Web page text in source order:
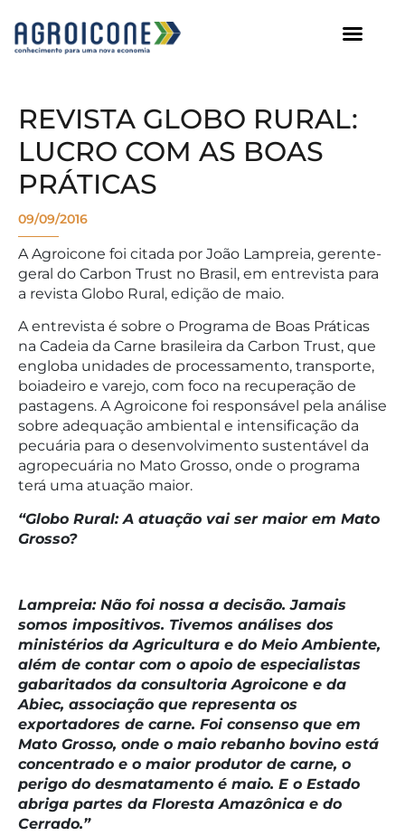
REVISTA GLOBO RURAL:
LUCRO COM AS BOAS
PRÁTICAS
09/09/2016
A Agroicone foi citada por João Lampreia, gerente-
geral do Carbon Trust no Brasil, em entrevista para
a revista Globo Rural, edição de maio.
A entrevista é sobre o Programa de Boas Práticas
na Cadeia da Carne brasileira da Carbon Trust, que
engloba unidades de processamento, transporte,
boiadeiro e varejo, com foco na recuperação de
pastagens. A Agroicone foi responsável pela análise
sobre adequação ambiental e intensificação da
pecuária para o desenvolvimento sustentável da
agropecuária no Mato Grosso, onde o programa
terá uma atuação maior.
“Globo Rural: A atuação vai ser maior em Mato
Grosso?
Lampreia: Não foi nossa a decisão. Jamais
somos impositivos. Tivemos análises dos
ministérios da Agricultura e do Meio Ambiente,
além de contar com o apoio de especialistas
gabaritados da consultoria Agroicone e da
Abiec, associação que representa os
exportadores de carne. Foi consenso que em
Mato Grosso, onde o maio rebanho bovino está
concentrado e o maior produtor de carne, o
perigo do desmatamento é maio. E o Estado
abriga partes da Floresta Amazônica e do
Cerrado.”